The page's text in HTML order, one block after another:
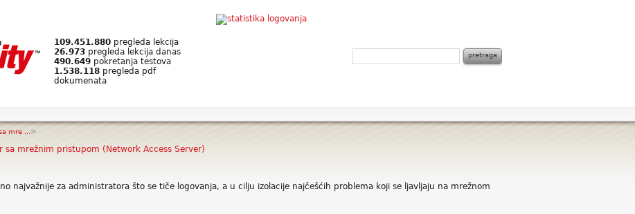
109.451.880 pregleda lekcija
26.973 pregleda lekcija danas
490.649 pokretanja testova
1.538.118 pregleda pdf
dokumenata
mre ... >
sa mrežnim pristupom (Network Access Server)
najvažnije za administratora što se tiče logovanja, a u cilju izolacije najčešćih problema koji se ljavljaju na mrežnom